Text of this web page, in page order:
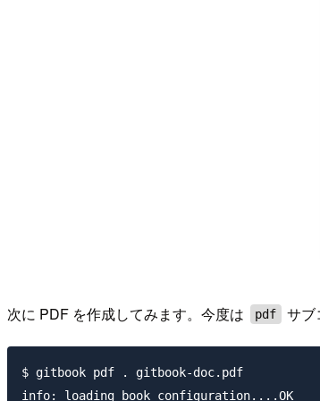
次に PDF を作成してみます。今度は pdf サブ
$ gitbook pdf . gitbook-doc.pdf
info: loading book configuration....OK